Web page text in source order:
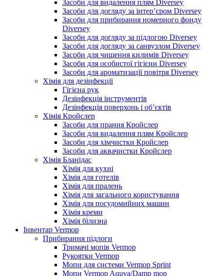
Засоби для видалення плям Diversey
Засоби для догляду за інтер’єром Diversey
Засоби для прибирання номерного фонду
Diversey
Засоби для догляду за підлогою Diversey
Засоби для догляду за санвузлом Diversey
Засоби для чищення килимів Diversey
Засоби для особистої гігієни Diversey
Засоби для ароматизації повітря Diversey
Хімія для дезінфекції
Гігієна рук
Дезінфекція інструментів
Дезінфекція поверхонь і об’єктів
Хімія Кройслер
Засоби для прання Кройслер
Засоби для видалення плям Кройслер
Засоби для хімчистки Кройслер
Засоби для аквачистки Кройслер
Хімія Бланідас
Хімія для кухні
Хімія для готелів
Хімія для пралень
Хімія для загального користування
Хімія для посудомийних машин
Хімія креми
Хімія білизна
Інвентар Vermop
Прибирання підлоги
Тримачі мопів Vermop
Рукоятки Vermop
Мопи для системи Vermop Sprint
Мопи Vermop Aquva/Damp mop